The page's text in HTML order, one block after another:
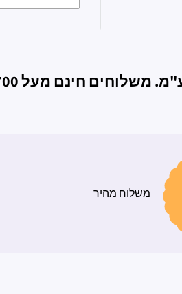
חינם מעל 700ש"ח
משלוח מהיר